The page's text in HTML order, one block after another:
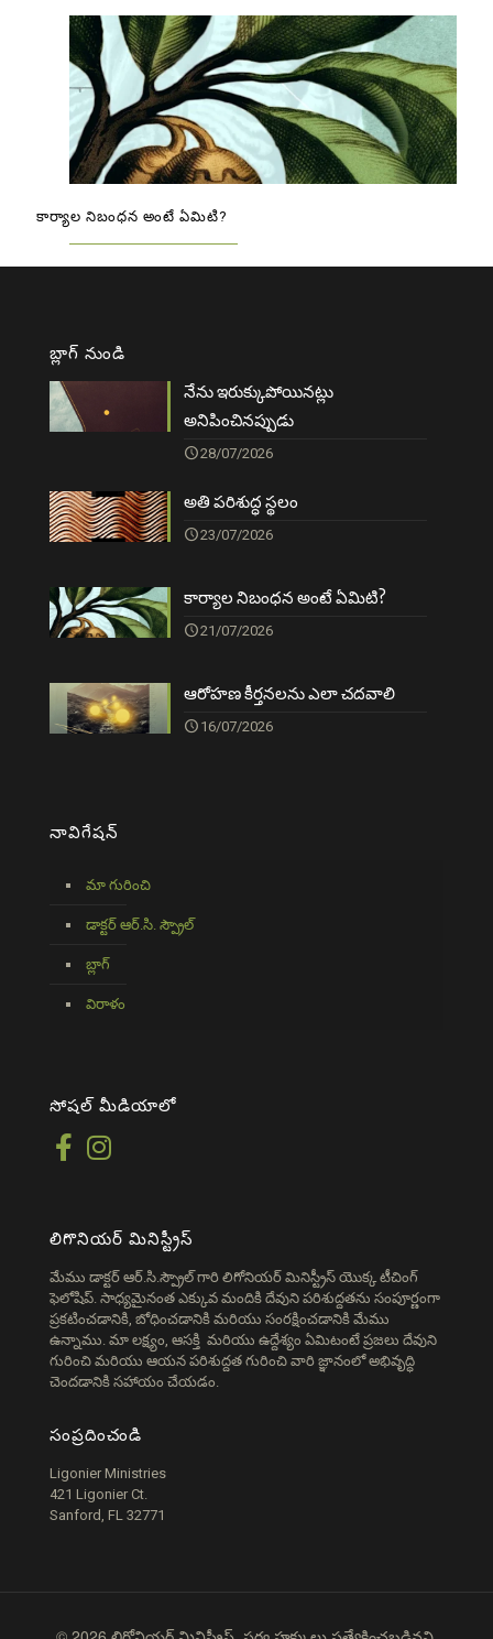
కార్యాల నిబంధన అంటే ఏమిటి?
బ్లాగ్ నుండి
నేను ఇరుక్కుపోయినట్లు
అనిపించినప్పుడు
28/07/2026
అతి పరిశుద్ధ స్థలం
23/07/2026
కార్యాల నిబంధన అంటే ఏమిటి?
21/07/2026
ఆరోహణ కీర్తనలను ఎలా చదవాలి
16/07/2026
నావిగేషన్
మా గురించి
డాక్టర్ ఆర్.సి. స్ప్రౌల్
బ్లాగ్
విరాళం
సోషల్ మీడియాలో
లిగొనియర్ మినిస్ట్రీస్
మేము డాక్టర్ ఆర్.సి.స్ప్రౌల్ గారి లిగోనియర్ మినిస్ట్రీస్ యొక్క టీచింగ్
ఫెలోషిప్. సాధ్యమైనంత ఎక్కువ మందికి దేవుని పరిశుద్దతను సంపూర్ణంగా
ప్రకటించడానికి, బోధించడానికి మరియు సంరక్షించడానికి మేము
ఉన్నాము. మా లక్ష్యం, ఆసక్తి మరియు ఉద్దేశ్యం ఏమిటంటే ప్రజలు దేవుని
గురించి మరియు ఆయన పరిశుద్దత గురించి వారి జ్ఞానంలో అభివృద్ధి
చెందడానికి సహాయం చేయడం.
సంప్రదించండి
Ligonier Ministries
421 Ligonier Ct.
Sanford, FL 32771